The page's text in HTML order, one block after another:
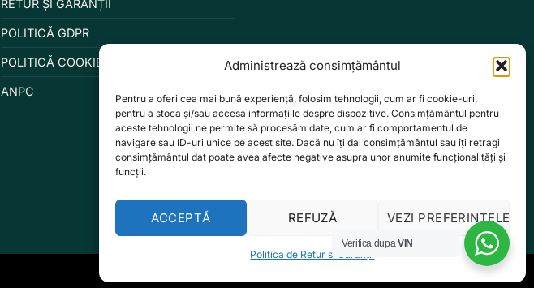
Administrează consimțământul
Pentru a oferi cea mai bună experiență, folosim tehnologii, cum ar fi cookie-uri,
pentru a stoca și/sau accesa informațiile despre dispozitive. Consimțământul pentru
aceste tehnologii ne permite să procesăm date, cum ar fi comportamentul de
navigare sau ID-uri unice pe acest site. Dacă nu îți dai consimțământul sau îți retragi
consimțământul dat poate avea afecte negative asupra unor anumite funcționalități și
funcții.
ACCEPTĂ REFUZĂ VEZI PREFERINȚELE
Politica de Retur si Garanții
RETUR ȘI GARANȚII
POLITICĂ GDPR
POLITICĂ COOKIES
ANPC
Verifica dupaVIN